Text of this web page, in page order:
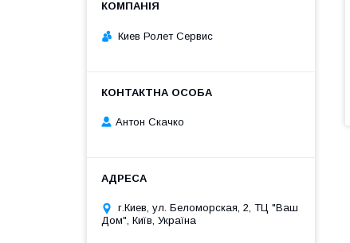
Киев Ролет Сервис
Антон Скачко
г.Киев, ул. Беломорская, 2, ТЦ "Ваш
Дом", Київ, Україна